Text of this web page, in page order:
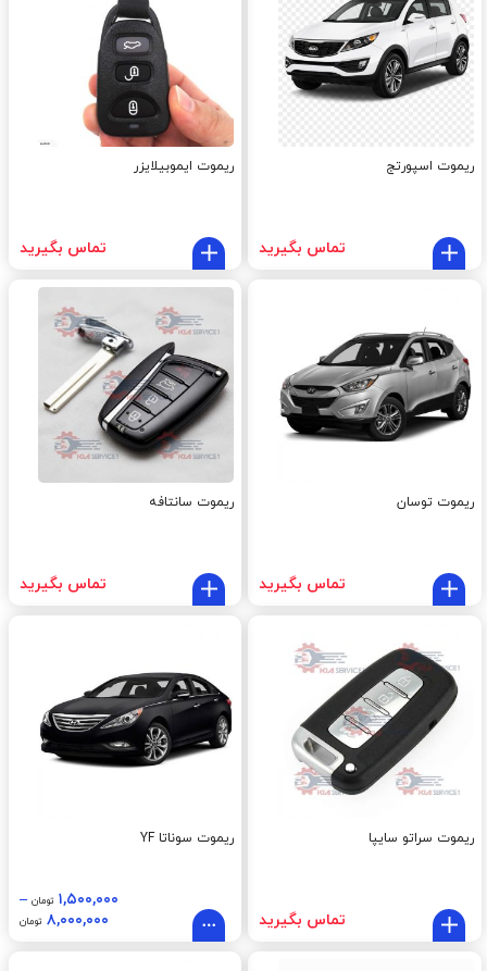
ریموت اسپورتج
تماس بگیرید
ریموت ایموبیلایزر
تماس بگیرید
ریموت توسان
تماس بگیرید
ریموت سانتافه
تماس بگیرید
ریموت سراتو سایپا
تماس بگیرید
ریموت سوناتا YF
۱,۵۰۰,۰۰۰ تومان –
۸,۰۰۰,۰۰۰ تومان